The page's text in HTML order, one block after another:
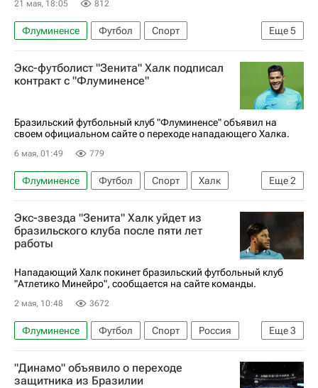
21 мая, 18:05 812
Еще5
Флуминенсе Футбол
Спорт
Тиаго Силва
Порту
Милан
Экс-футболист "Зенита" Халк подписал
контракт с "Флуминенсе"
Бразильский футбольный клуб "Флуминенсе" объявил на
своем официальном сайте о переходе нападающего Халка.
6 мая, 01:49 779
Еще2
Флуминенсе Футбол Спорт
Халк
Зенит
Атлетико Минейро
Экс-звезда "Зенита" Халк уйдет из
бразильского клуба после пяти лет
работы
Нападающий Халк покинет бразильский футбольный клуб
"Атлетико Минейро", сообщается на сайте команды.
2 мая, 10:48 3672
Еще3
Флуминенсе Футбол Спорт
Россия
Халк
Атлетико Минейро Ботафого
"Динамо" объявило о переходе
защитника из Бразилии